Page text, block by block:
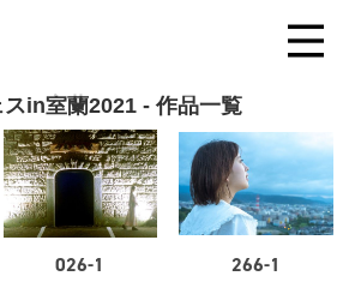
in室蘭2021 - 作品一覧
026-1 266-1